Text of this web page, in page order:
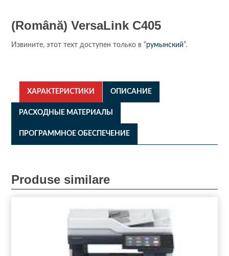
(Română) VersaLink C405
Извините, этот техт доступен только в “румынский”.
ХАРАКТЕРИСТИКИ ОПИСАНИЕ
РАСХОДНЫЕ МАТЕРИАЛЫ
ПРОГРАММНОЕ ОБЕСПЕЧЕНИЕ
Produse similare